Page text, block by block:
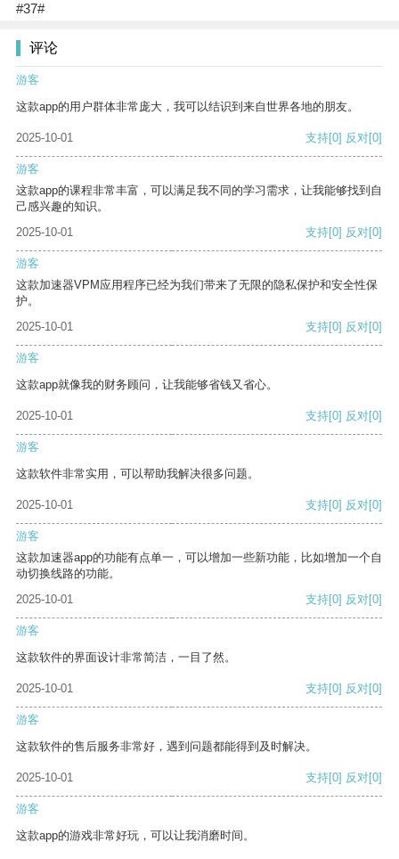
#37#
评论
游客
这款app的用户群体非常庞大，我可以结识到来自世界各地的朋友。
2025-10-01 支持[0] 反对[0]
游客
这款app的课程非常丰富，可以满足我不同的学习需求，让我能够找到自
己感兴趣的知识。
2025-10-01
支持[0] 反对[0]
游客
这款加速器VPM应用程序已经为我们带来了无限的隐私保护和安全性保
护。
2025-10-01
支持[0] 反对[0]
游客
这款app就像我的财务顾问，让我能够省钱又省心。
2025-10-01 支持[0] 反对[0]
游客
这款软件非常实用，可以帮助我解决很多问题。
2025-10-01 支持[0] 反对[0]
游客
这款加速器app的功能有点单一，可以增加一些新功能，比如增加一个自
动切换线路的功能。
2025-10-01
支持[0] 反对[0]
游客
这款软件的界面设计非常简洁，一目了然。
2025-10-01 支持[0] 反对[0]
游客
这款软件的售后服务非常好，遇到问题都能得到及时解决。
2025-10-01 支持[0] 反对[0]
游客
这款app的游戏非常好玩，可以让我消磨时间。